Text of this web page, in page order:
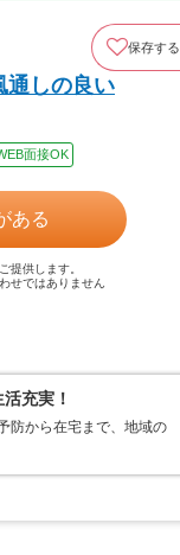
保存する
通しの良い
面接OK
ある
提供します。
せではありません
充実！
防から在宅まで、地域の